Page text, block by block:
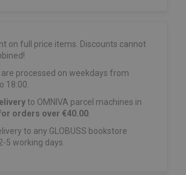
on full price items. Discounts cannot
are processed on weekdays from
18:00.
to OMNIVA parcel machines in
orders over €40.00.
to any GLOBUSS bookstore
5 working days.